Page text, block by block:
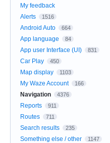
My feedback
Alerts
1516
Android Auto 664
App language 84
App user Interface (UI) 831
Car Play 450
Map display 1103
My Waze Account 166
Navigation 4376
Reports 911
Routes 711
Search results 235
Something else / other 1147